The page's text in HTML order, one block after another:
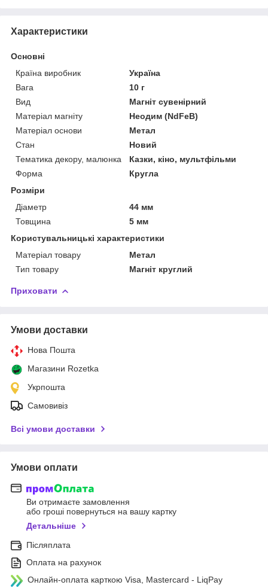
Характеристики
Основні
Країна виробник
Україна
Вага
10 г
Вид
Магніт сувенірний
Матеріал магніту
Неодим (NdFeB)
Матеріал основи
Метал
Стан
Новий
Тематика декору, малюнка
Казки, кіно, мультфільми
Форма
Кругла
Розміри
Діаметр
44 мм
Товщина
5 мм
Користувальницькі характеристики
Матеріал товару
Метал
Тип товару
Магніт круглий
Приховати
Умови доставки
Нова Пошта
Магазини Rozetka
Укрпошта
Самовивіз
Всі умови доставки
Умови оплати
Ви отримаєте замовлення
або гроші повернуться на вашу картку
Детальніше
Післяплата
Оплата на рахунок
Онлайн-оплата карткою Visa, Mastercard - LiqPay